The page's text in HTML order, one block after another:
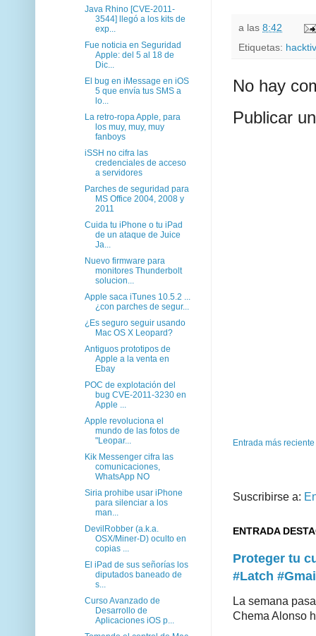
a las 8:42
Etiquetas:
No hay
Publicar
Entrada más reciente
Suscribirse a:
ENTRADA
Proteger tu
#Latch
La semana
Chema Alonso
Java Rhino [CVE-2011-
3544] llegó a los kits de
exp...
Fue noticia en Seguridad
Apple: del 5 al 18 de
Dic...
El bug en iMessage en iOS
5 que envía tus SMS a
lo...
La retro-ropa Apple, para
los muy, muy, muy
fanboys
iSSH no cifra las
credenciales de acceso
a servidores
Parches de seguridad para
MS Office 2004, 2008 y
2011
Cuida tu iPhone o tu iPad
de un ataque de Juice
Ja...
Nuevo firmware para
monitores Thunderbolt
solucion...
Apple saca iTunes 10.5.2 ...
¿con parches de segur...
¿Es seguro seguir usando
Mac OS X Leopard?
Antiguos prototipos de
Apple a la venta en
Ebay
POC de explotación del
bug CVE-2011-3230 en
Apple ...
Apple revoluciona el
mundo de las fotos de
"Leopar...
Kik Messenger cifra las
comunicaciones,
WhatsApp NO
Siria prohibe usar iPhone
para silenciar a los
man...
DevilRobber (a.k.a.
OSX/Miner-D) oculto en
copias ...
El iPad de sus señorías los
diputados baneado de
s...
Curso Avanzado de
Desarrollo de
Aplicaciones iOS p...